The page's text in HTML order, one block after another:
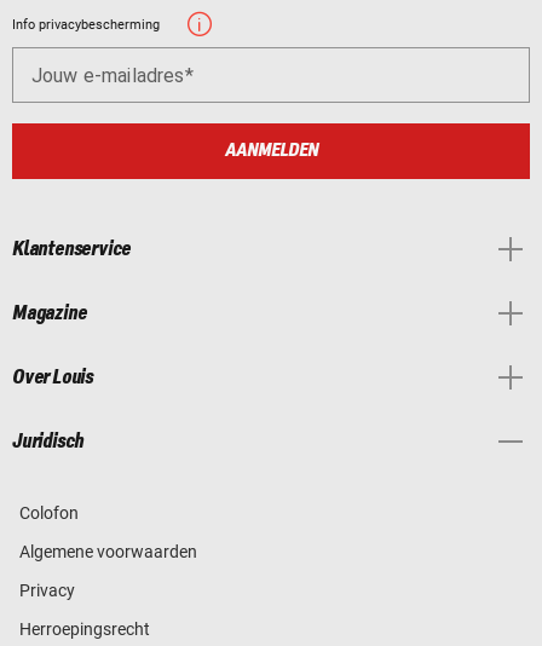
Info privacybescherming
Jouw e-mailadres
AANMELDEN
Klantenservice
Magazine
Over Louis
Juridisch
Colofon
Algemene voorwaarden
Privacy
Herroepingsrecht